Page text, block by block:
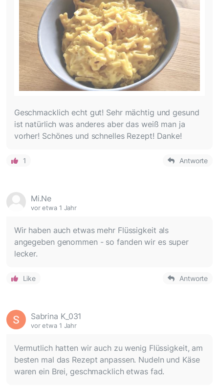
Geschmacklich echt gut! Sehr mächtig und gesund
ist natürlich was anderes aber das weiß man ja
vorher! Schönes und schnelles Rezept! Danke!
1 Antworte
Mi.Ne
vor etwa 1 Jahr
Wir haben auch etwas mehr Flüssigkeit als
angegeben genommen - so fanden wir es super
lecker.
Like Antworte
Sabrina K_031
vor etwa 1 Jahr
Vermutlich hatten wir auch zu wenig Flüssigkeit, am
besten mal das Rezept anpassen. Nudeln und Käse
waren ein Brei, geschmacklich etwas fad.